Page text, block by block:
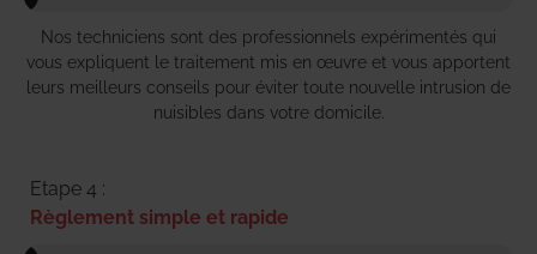
Nos techniciens sont des professionnels expérimentés qui
vous expliquent le traitement mis en œuvre et vous apportent
leurs meilleurs conseils pour éviter toute nouvelle intrusion de
nuisibles dans votre domicile.
Etape 4 :
Règlement simple et rapide